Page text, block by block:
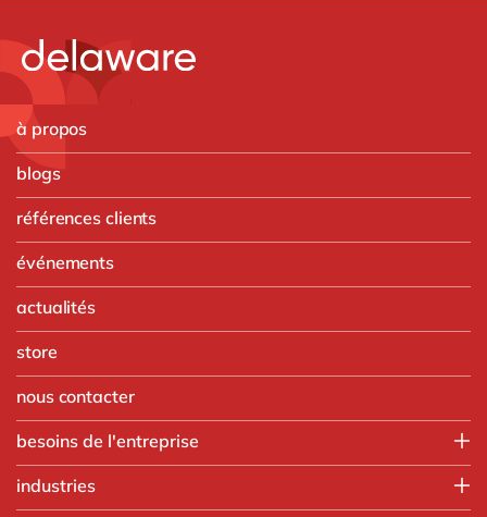
à propos
blogs
références clients
événements
actualités
store
nous contacter
besoins de l'entreprise
Finance
industries